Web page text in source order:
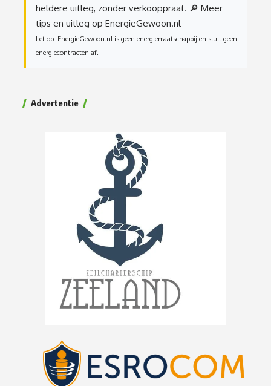
heldere uitleg, zonder verkooppraat. 🔎 Meer
tips en uitleg op EnergieGewoon.nl
Let op: EnergieGewoon.nl is geen energiemaatschappij en sluit geen
energiecontracten af.
Advertentie